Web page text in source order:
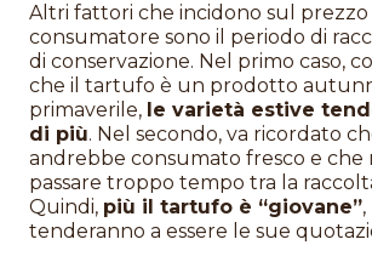
Altri fattori che incidono sul prezzo
consumatore sono il periodo di
di conservazione. Nel primo caso,
che il tartufo è un prodotto
primaverile, le varietà estive
di più. Nel secondo, va ricordato
andrebbe consumato fresco e che
passare troppo tempo tra la
Quindi, più il tartufo è “giovane”
tenderanno a essere le sue